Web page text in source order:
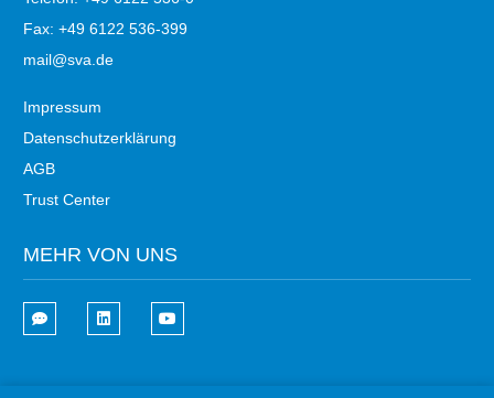
Fax: +49 6122 536-399
mail@sva.de
Impressum
Datenschutzerklärung
AGB
Trust Center
MEHR VON UNS